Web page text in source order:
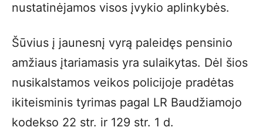
nustatinėjamos visos įvykio aplinkybės.
Šūvius į jaunesnį vyrą paleidęs pensinio
amžiaus įtariamasis yra sulaikytas. Dėl šios
nusikalstamos veikos policijoje pradėtas
ikiteisminis tyrimas pagal LR Baudžiamojo
kodekso 22 str. ir 129 str. 1 d.